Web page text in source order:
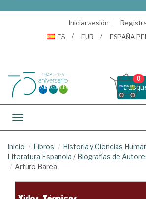
Iniciar sesión
ES
EUR ESPAÑA
0
Toggle navigation
Inicio Libros Historia y Ciencias
Literatura Española / Biografías de
Arturo Barea